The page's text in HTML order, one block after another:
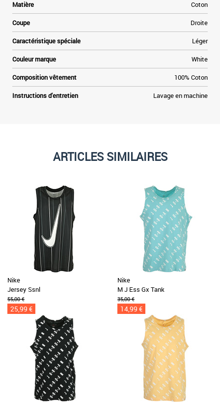
Matière Coton
Coupe Droite
Caractéristique spéciale Léger
Couleur marque White
Composition vêtement 100% Coton
Instructions d'entretien Lavage en machine
ARTICLES SIMILAIRES
Nike
Jersey Ssnl
55,00 €
25,99 €
Nike
M J Ess Gx Tank
35,00 €
14,99 €